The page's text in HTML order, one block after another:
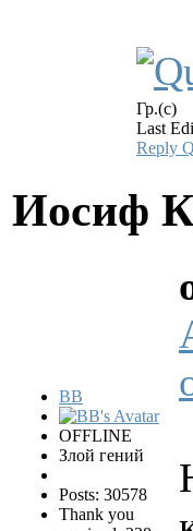
Гр.(с)
Last
Reply
Иосиф
BB
OFFLINE
Злой гений
Posts: 30578
Thank you